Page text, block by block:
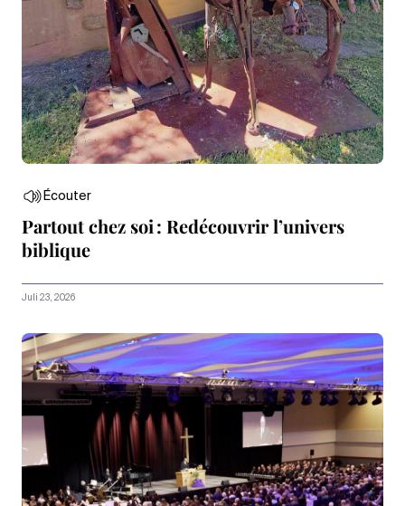
Écouter
Partout chez soi : Redécouvrir l’univers
biblique
Juli 23, 2026